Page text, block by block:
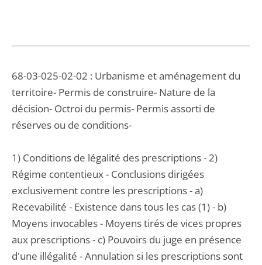
68-03-025-02-02 : Urbanisme et aménagement du
territoire- Permis de construire- Nature de la
décision- Octroi du permis- Permis assorti de
réserves ou de conditions-
1) Conditions de légalité des prescriptions - 2)
Régime contentieux - Conclusions dirigées
exclusivement contre les prescriptions - a)
Recevabilité - Existence dans tous les cas (1) - b)
Moyens invocables - Moyens tirés de vices propres
aux prescriptions - c) Pouvoirs du juge en présence
d'une illégalité - Annulation si les prescriptions sont